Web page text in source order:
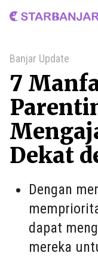
Home
Banjar Update
7
Dekat
Dengan
dapat
mereka